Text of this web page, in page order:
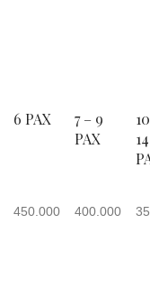
6 PAX
7 – 9
PAX
14
450.000 400.000